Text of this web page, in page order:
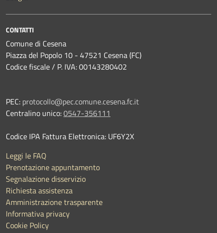
CONTATTI
Comune di Cesena
Piazza del Popolo 10 - 47521 Cesena (FC)
Codice fiscale / P. IVA: 00143280402
PEC: protocollo@pec.comune.cesena.fc.it
Centralino unico:0547-356111
Codice IPA Fattura Elettronica: UF6Y2X
Leggi le FAQ
Prenotazione appuntamento
Segnalazione disservizio
Richiesta assistenza
Amministrazione trasparente
Informativa privacy
Cookie Policy